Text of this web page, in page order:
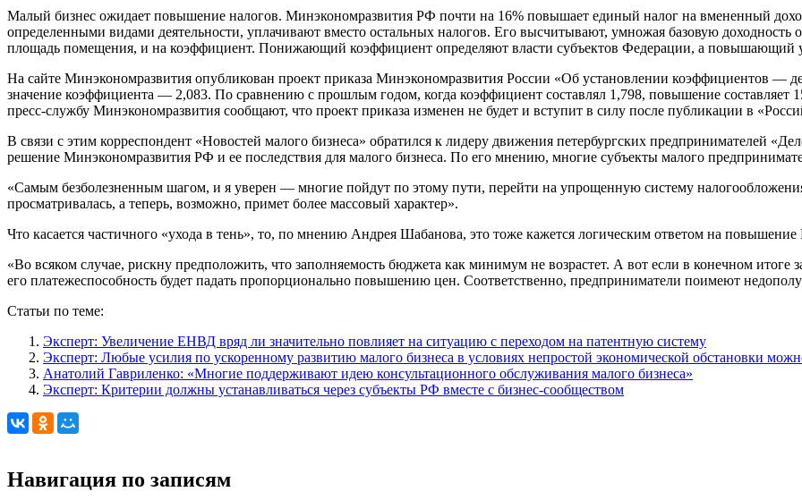
Малый бизнес ожидает повышение налогов. Минэкономразвития РФ почти на 16% повышает единый налог на вмененный
определенными видами деятельности, уплачивают вместо остальных налогов. Его высчитывают, умножая базовую доходность
площадь помещения, и на коэффициент. Понижающий коэффициент определяют власти субъектов Федерации, а повышающий
На сайте Минэкономразвития опубликован проект приказа Минэкономразвития России «Об установлении коэффициентов —
значение коэффициента — 2,083. По сравнению с прошлым годом, когда коэффициент составлял 1,798, повышение
пресс-службу Минэкономразвития сообщают, что проект приказа изменен не будет и вступит в силу после публикации в
В связи с этим корреспондент «Новостей малого бизнеса» обратился к лидеру движения петербургских предпринимателей
решение Минэкономразвития РФ и ее последствия для малого бизнеса. По его мнению, многие субъекты малого
«Самым безболезненным шагом, и я уверен — многие пойдут по этому пути, перейти на упрощенную систему
просматривалась, а теперь, возможно, примет более массовый характер».
Что касается частичного «ухода в тень», то, по мнению Андрея Шабанова, это тоже кажется логическим ответом на
«Во всяком случае, рискну предположить, что заполняемость бюджета как минимум не возрастет. А вот если в конечном итоге
его платежеспособность будет падать пропорционально повышению цен. Соответственно, предприниматели поимеют
Статьи по теме:
Эксперт: Увеличение ЕНВД вряд ли значительно повлияет на ситуацию с переходом на патентную систему
Эксперт: Любые усилия по ускоренному развитию малого бизнеса в условиях непростой экономической обстановки
Анатолий Гавриленко: «Многие поддерживают идею консультационного обслуживания малого бизнеса»
Эксперт: Критерии должны устанавливаться через субъекты РФ вместе с бизнес-сообществом
Навигация по записям